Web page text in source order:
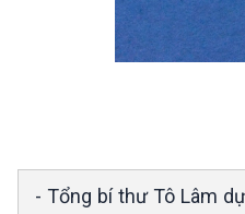
- Tổng bí thư Tô Lâm